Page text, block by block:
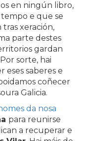
en ningún libro,
e que se
xeración,
parte destes
gardan
sorte, hai
eses saberes e
coñecer
Galicia.
da nosa
para reunirse
a recuperar e